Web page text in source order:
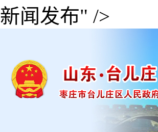
新闻发布" />